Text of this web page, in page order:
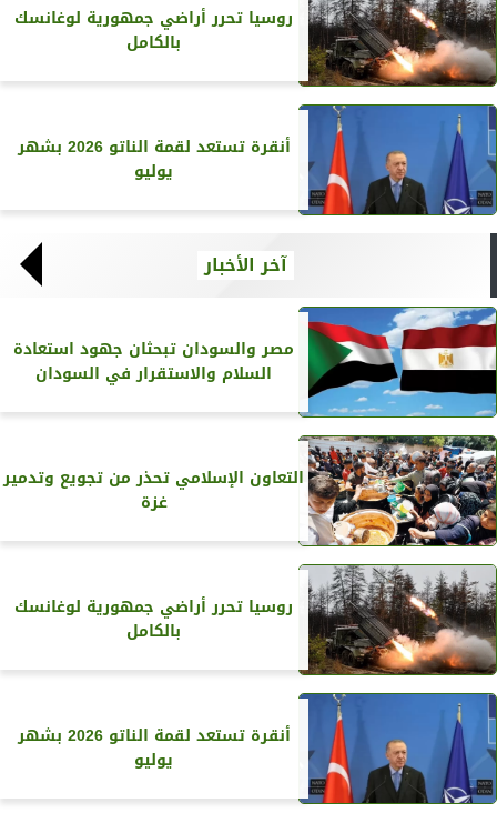
روسيا تحرر أراضي جمهورية لوغانسك
بالكامل
أنقرة تستعد لقمة الناتو 2026 بشهر
يوليو
آخر الأخبار
مصر والسودان تبحثان جهود استعادة
السلام والاستقرار في السودان
التعاون الإسلامي تحذر من تجويع وتدمير
غزة
روسيا تحرر أراضي جمهورية لوغانسك
بالكامل
أنقرة تستعد لقمة الناتو 2026 بشهر
يوليو